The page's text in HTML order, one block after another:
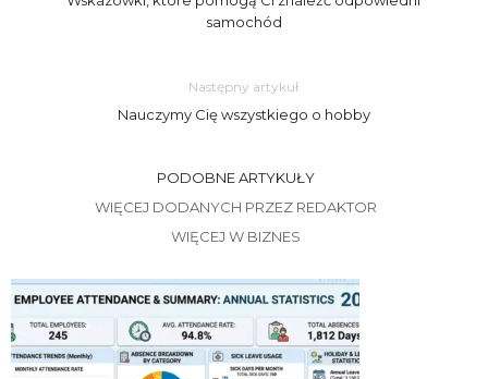
samochód
Następny artykuł
Nauczymy Cię wszystkiego o hobby
PODOBNE ARTYKUŁY
WIĘCEJ DODANYCH PRZEZ REDAKTOR
WIĘCEJ W BIZNES